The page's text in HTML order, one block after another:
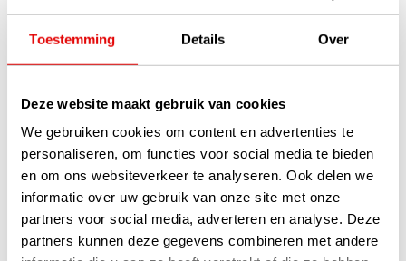
Toestemming Details Over
Deze website maakt gebruik van cookies
We gebruiken cookies om content en advertenties te
personaliseren, om functies voor social media te bieden
en om ons websiteverkeer te analyseren. Ook delen we
informatie over uw gebruik van onze site met onze
partners voor social media, adverteren en analyse. Deze
partners kunnen deze gegevens combineren met andere
2026 - Grijs
Dit is de Clicgear 4.5 Golftrolley
2026 in het grijs. Zijn
voorganger (4.0) was al erg goed
maar dit vernieuwde 4.5 model
is fraai doorontwikkeld. De...
lees verder
€349,95
€309,00
2026 - Wit
Dit is de Clicgear 4.5 Golftrolley
2026 in het wit. Zijn voorganger
(4.0) was al erg goed maar dit
vernieuwde 4.5 model is fraai
doorontwikkeld. Deze...lees
verder
€349,95
€309,00